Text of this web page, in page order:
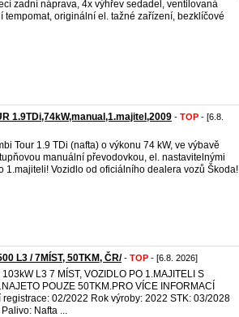
zadní náprava, 4x výhřev sedadel, ventilovaná
tempomat, originální el. tažné zařízení, bezklíčové
1.9TDi,74kW,manual,1.majitel,2009 - TOP - [6.8.
Tour 1.9 TDi (nafta) o výkonu 74 kW, ve výbavě
manuální převodovkou, el. nastavitelnými
1.majiteli! Vozidlo od oficiálního dealera vozů Škoda!
L3 / 7MÍST, 50TKM, ČR/- TOP - [6.8. 2026]
L3 7 MÍST, VOZIDLO PO 1.MAJITELI S
POUZE 50TKM.PRO VÍCE INFORMACÍ
02/2022 Rok výroby: 2022 STK: 03/2028
Nafta ...